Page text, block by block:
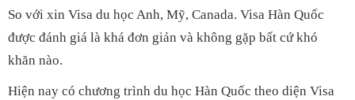
So với xin Visa du học Anh, Mỹ, Canada. Visa Hàn Quốc
được đánh giá là khá đơn giản và không gặp bất cứ khó
khăn nào.
Hiện nay có chương trình du học Hàn Quốc theo diện Visa